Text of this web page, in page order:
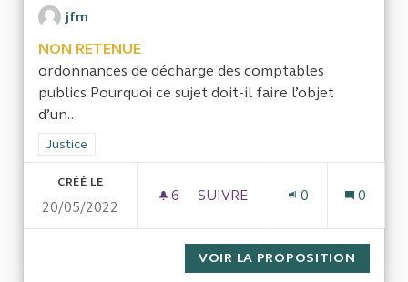
jfm
NON RETENUE
ordonnances de décharge des comptables
publics Pourquoi ce sujet doit-il faire l’objet
d’un...
Filtrer les résultats de la catégorie : Justice
Justice
CRÉÉ LE
20/05/2022
6 6 ABONNÉS
SUIVRE
0 0
VOIR LA PROPOSITION